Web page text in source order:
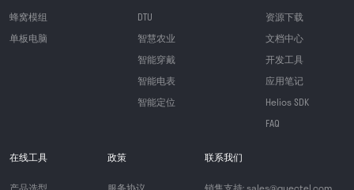
蜂窝模组
单板电脑
DTU
智慧农业
智能穿戴
智能电表
智能定位
资源下载
文档中心
开发工具
应用笔记
Helios SDK
FAQ
在线工具 政策 联系我们